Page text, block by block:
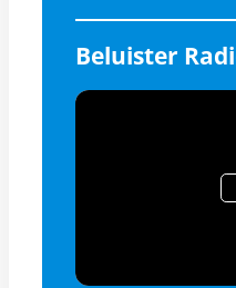
Beluister